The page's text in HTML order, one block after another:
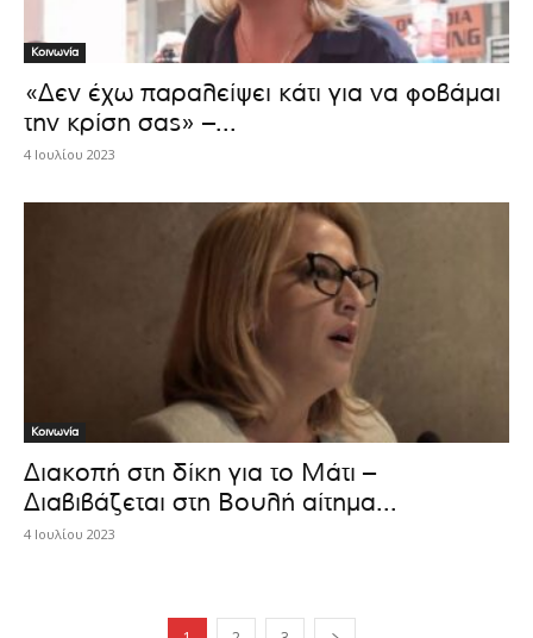
Κοινωνία
«Δεν έχω παραλείψει κάτι για να φοβάμαι
την κρίση σας» –...
4 Ιουλίου 2023
Κοινωνία
Διακοπή στη δίκη για το Μάτι –
Διαβιβάζεται στη Βουλή αίτημα...
4 Ιουλίου 2023